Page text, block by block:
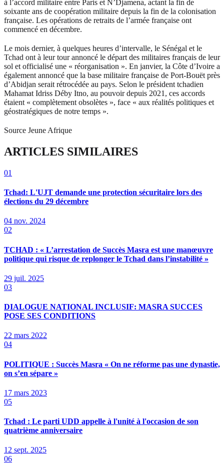
à l’accord militaire entre Paris et N’Djamena, actant la fin de
soixante ans de coopération militaire depuis la fin de la colonisation
française. Les opérations de retraits de l’armée française ont
commencé en décembre.
Le mois dernier, à quelques heures d’intervalle, le Sénégal et le
Tchad ont à leur tour annoncé le départ des militaires français de leur
sol et officialisé une « réorganisation ». En janvier, la Côte d’Ivoire a
également annoncé que la base militaire française de Port-Bouët près
d’Abidjan serait rétrocédée au pays. Selon le président tchadien
Mahamat Idriss Déby Itno, au pouvoir depuis 2021, ces accords
étaient « complètement obsolètes », face « aux réalités politiques et
géostratégiques de notre temps ».
Source Jeune Afrique
ARTICLES SIMILAIRES
01
Tchad: L'UJT demande une protection sécuritaire lors des
élections du 29 décembre
04 nov. 2024
02
TCHAD : « L’arrestation de Succès Masra est une manœuvre
politique qui risque de replonger le Tchad dans l’instabilité »
29 juil. 2025
03
DIALOGUE NATIONAL INCLUSIF: MASRA SUCCES
POSE SES CONDITIONS
22 mars 2022
04
POLITIQUE : Succès Masra « On ne réforme pas une dynastie,
on s’en sépare »
17 mars 2023
05
Tchad : Le parti UDD appelle à l'unité à l'occasion de son
quatrième anniversaire
12 sept. 2025
06